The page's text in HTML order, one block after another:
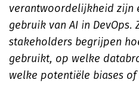
verantwoordelijkheid zijn
gebruik van AI in
stakeholders begrijpen
gebruikt, op welke
welke potentiële biases